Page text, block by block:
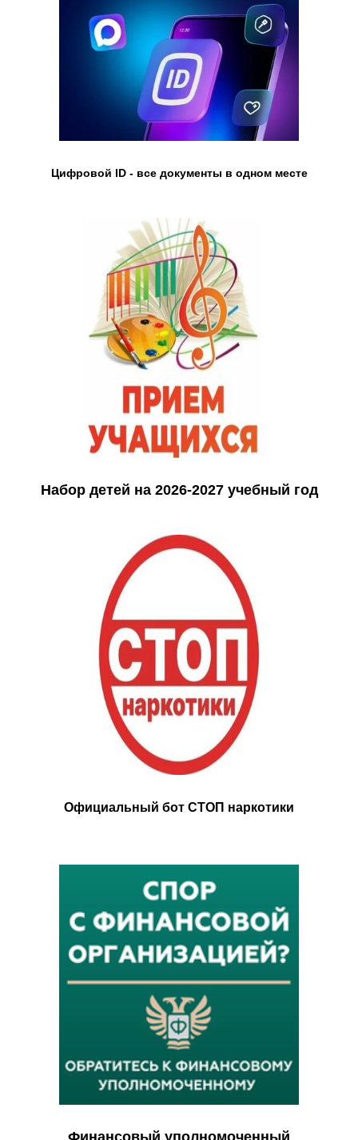
Цифровой ID - все документы в одном месте
Набор детей на 2026-2027 учебный год
Официальный бот СТОП наркотики